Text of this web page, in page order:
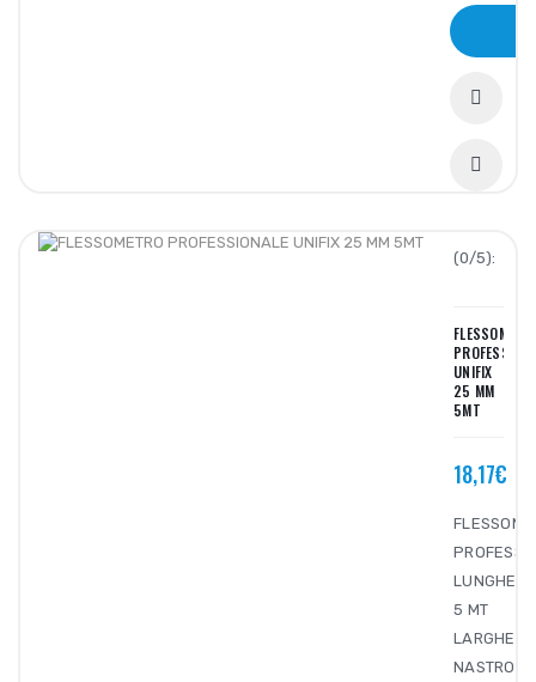
(0/5):
UNIFIX
25 MM
5MT
18,17€
5 MT
NASTRO